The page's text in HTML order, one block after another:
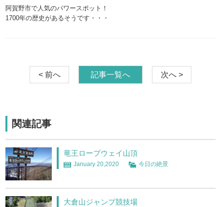
阿賀野市で人気のパワースポット！
1700年の歴史があるそうです・・・
< 前へ 記事一覧へ 次へ >
関連記事
竜王ロープウェイ山頂
January 20,2020 今日の絶景
大倉山ジャンプ競技場